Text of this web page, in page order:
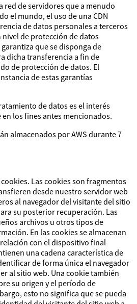
red de servidores que a menudo
el mundo, el uso de una CDN
de datos personales a terceros
de protección de datos
que se disponga de
dicha transferencia a fin de
de protección de datos. El
de estas garantías
de datos es el interés
los fines antes mencionados.
almacenados por AWS durante 7
Las cookies son fragmentos
desde nuestro servidor web
al navegador del visitante del sitio
su posterior recuperación. Las
archivos u otros tipos de
En las cookies se almacenan
con el dispositivo final
una cadena característica de
de forma única el navegador
al sitio web. Una cookie también
su origen y el período de
esto no significa que se pueda